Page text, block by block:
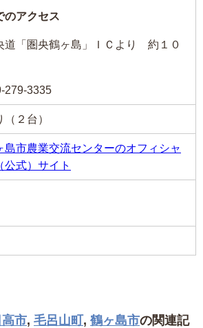
のアクセス
道「圏央鶴ヶ島」ＩＣより 約１０
279-3335
（２台）
島市農業交流センターのオフィシャ
公式）サイト
高市, 毛呂山町 , 鶴ヶ島市の関連記